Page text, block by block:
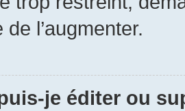
l’augmenter.
je éditer ou